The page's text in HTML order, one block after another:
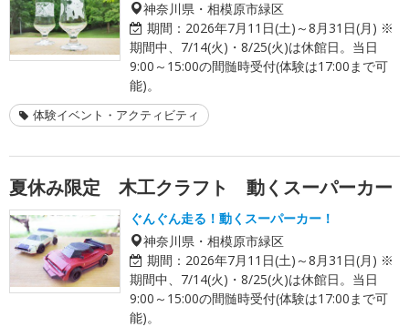
神奈川県・相模原市緑区
期間： 2026年7月11日(土)～8月31日(月) ※
期間中、7/14(火)・8/25(火)は休館日。当日
9:00～15:00の間髄時受付(体験は17:00まで可
能)。
体験イベント・アクティビティ
夏休み限定 木工クラフト 動くスーパーカー
ぐんぐん走る！動くスーパーカー！
神奈川県・相模原市緑区
期間： 2026年7月11日(土)～8月31日(月) ※
期間中、7/14(火)・8/25(火)は休館日。当日
9:00～15:00の間髄時受付(体験は17:00まで可
能)。